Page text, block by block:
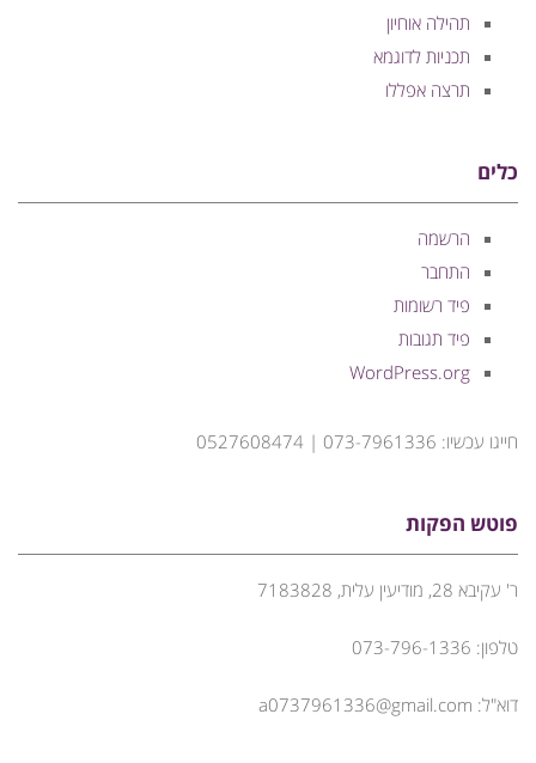
תהילה אוחיון
תכניות לדוגמא
תרצה אפללו
כלים
הרשמה
התחבר
פיד רשומות
פיד תגובות
WordPress.org
חייגו עכשיו: 073-7961336 | 0527608474
פוטש הפקות
ר' עקיבא 28, מודיעין עלית, 7183828
טלפון: 073-796-1336
דוא"ל: a0737961336@gmail.com